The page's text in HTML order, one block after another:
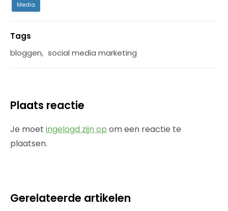
Media
Tags
bloggen, social media marketing
Plaats reactie
Je moet ingelogd zijn op om een reactie te
plaatsen.
Gerelateerde artikelen